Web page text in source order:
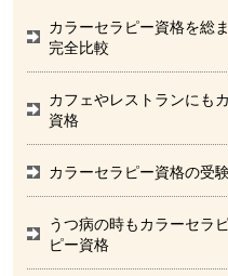
カラーセラピー資格を総
完全比較
カフェやレストランにも
資格
カラーセラピー資格の受
うつ病の時もカラーセラ
ピー資格